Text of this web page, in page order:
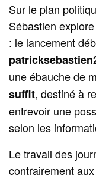
Sur le plan
Sébastien
: le lancement
une ébauche de
suffit, destiné à
entrevoir une
selon les
Le travail des
contrairement